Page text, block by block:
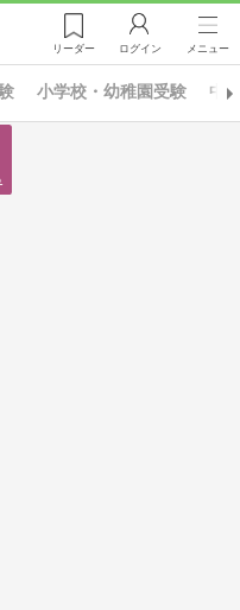
リーダー ログイン メニュー
小学校・幼稚園受験 中